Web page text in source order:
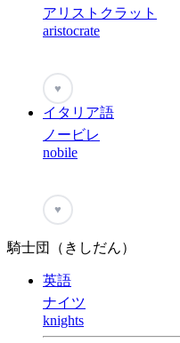
アリストクラット
aristocrate
♥
イタリア語
ノービレ
nobile
♥
騎士団（きしだん）
英語
ナイツ
knights